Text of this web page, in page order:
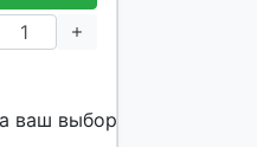
ваш выбор